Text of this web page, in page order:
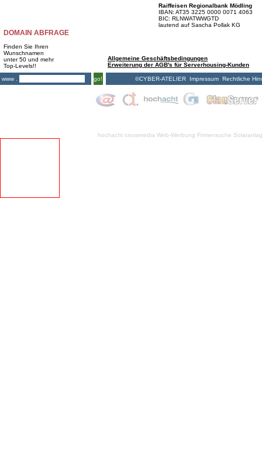
DOMAIN ABFRAGE
Finden Sie Ihren
Wunschnamen
unter 50 und mehr
Top-Levels!!
www .
go!
Raiffeisen Regionalbank Mödling
IBAN: AT35 3225 0000 0071 4063
BIC: RLNWATWWGTD
lautend auf Sascha Pollak KG
Allgemeine Geschäftsbedingungen
Erweiterung der AGB's für Serverhousing-Kunden
©CYBER-ATELIER Impressum Rechtliche
hochacht crossmedia Web-Werbung Firmensuche